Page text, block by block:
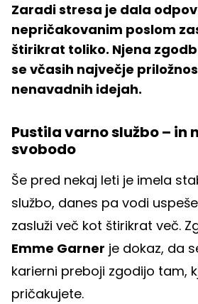
Zaradi stresa je dala
nepričakovanim poslom
štirikrat toliko. Njena
se včasih največje
nenavadnih idejah.
Pustila varno službo – in
svobodo
Še pred nekaj leti je imela
službo, danes pa vodi
zasluži več kot štirikrat več.
Emme Garner je dokaz, da
karierni preboji zgodijo tam,
pričakujete.